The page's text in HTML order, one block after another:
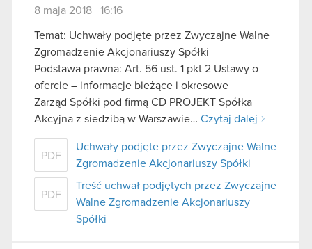
8 maja 2018 16:16
Temat: Uchwały podjęte przez Zwyczajne Walne
Zgromadzenie Akcjonariuszy Spółki
Podstawa prawna: Art. 56 ust. 1 pkt 2 Ustawy o
ofercie – informacje bieżące i okresowe
Zarząd Spółki pod firmą CD PROJEKT Spółka
Akcyjna z siedzibą w Warszawie… Czytaj dalej
PDF
Uchwały podjęte przez Zwyczajne Walne
Zgromadzenie Akcjonariuszy Spółki
PDF
Treść uchwał podjętych przez Zwyczajne
Walne Zgromadzenie Akcjonariuszy
Spółki